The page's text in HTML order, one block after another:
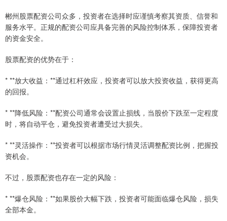
郴州股票配资公司众多，投资者在选择时应谨慎考察其资质、信誉和
服务水平。正规的配资公司应具备完善的风险控制体系，保障投资者
的资金安全。
股票配资的优势在于：
* **放大收益：**通过杠杆效应，投资者可以放大投资收益，获得更高
的回报。
* **降低风险：**配资公司通常会设置止损线，当股价下跌至一定程度
时，将自动平仓，避免投资者遭受过大损失。
* **灵活操作：**投资者可以根据市场行情灵活调整配资比例，把握投
资机会。
不过，股票配资也存在一定的风险：
* **爆仓风险：**如果股价大幅下跌，投资者可能面临爆仓风险，损失
全部本金。